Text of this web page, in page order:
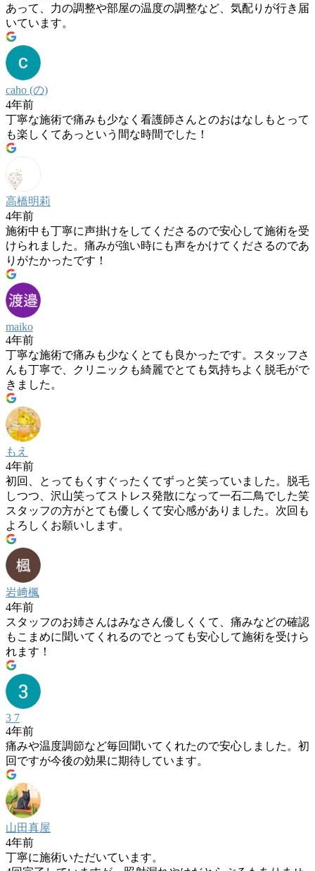
あって、力の調整や部屋の温度の調整など、気配りが行き届
いています。
caho (の)
4年前
丁寧な施術で痛みも少なく看護師さんとのおはなしもとって
も楽しくてあっという間な時間でした！
高橋明莉
4年前
施術中も丁寧に声掛けをしてくださるので安心して施術を受
けられました。痛みが強い時にも声をかけてくださるのであ
りがたかったです！
maiko
4年前
丁寧な施術で痛みも少なくとても良かったです。スタッフさ
んも丁寧で、クリニックも綺麗でとても気持ちよく脱毛がで
きました。
もえ
4年前
初回、とってもくすぐったくてずっと笑っていました。脱毛
しつつ、沢山笑ってストレス発散になって一石二鳥でした笑
スタッフの方がとても優しくて安心感がありました。次回も
よろしくお願いします。
岩﨑楓
4年前
スタッフのお姉さんはみなさん優しくくて、痛みなどの確認
もこまめに聞いてくれるのでとっても安心して施術を受けら
れます！
3 7
4年前
痛みや温度調節など毎回聞いてくれたので安心しました。初
回ですが今後の効果に期待しています。
山田真屋
4年前
丁寧に施術いただいています。